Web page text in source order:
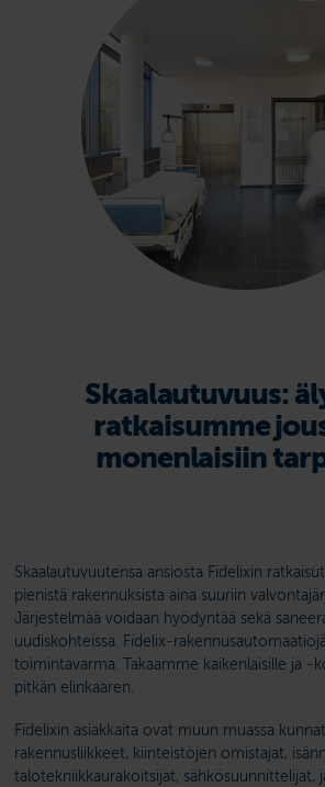
Skaalautuvuus:
ratkaisumme
monenlaisiin
Skaalautuvuutensa ansiosta Fidelixin
pienistä rakennuksista aina suuriin
Järjestelmää voidaan hyödyntää sekä
uudiskohteissa. Fidelix-
toimintavarma. Takaamme kaikenlaisille ja -
pitkän elinkaaren.
Fidelixin asiakkaita ovat muun muassa
rakennusliikkeet, kiinteistöjen omistajat,
talotekniikkaurakoitsijat, sähkösuunnittelijat,